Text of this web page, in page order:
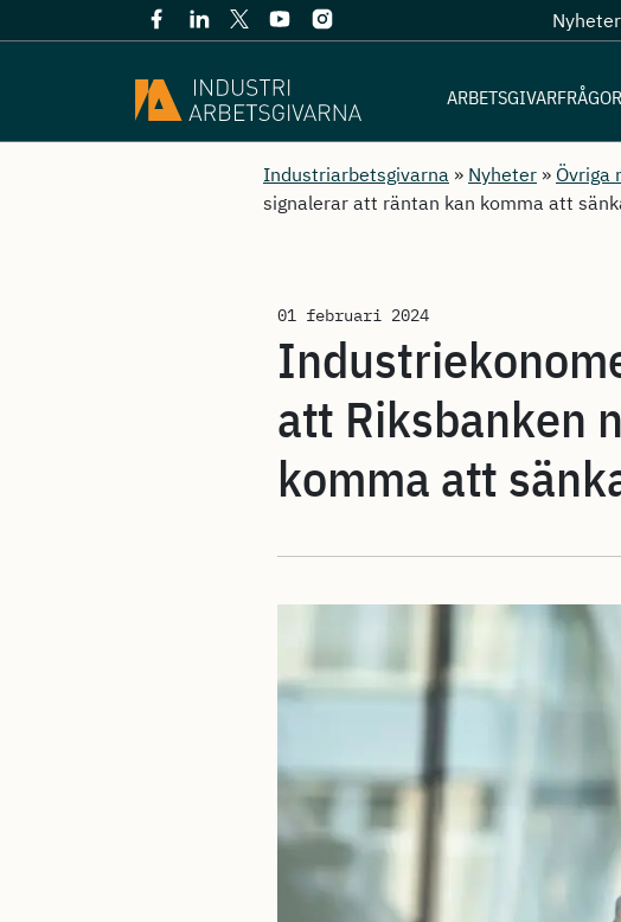
Nyheter
ARBETSGIVARFRÅGOR
Industriarbetsgivarna » Nyheter » Övriga
signalerar att räntan kan komma att
01 februari 2024
att Riksbanken
komma att